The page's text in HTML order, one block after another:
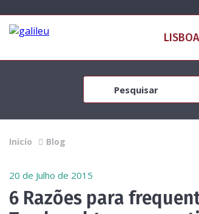
Inicío Blog
20 de Julho de 2015
6 Razões para